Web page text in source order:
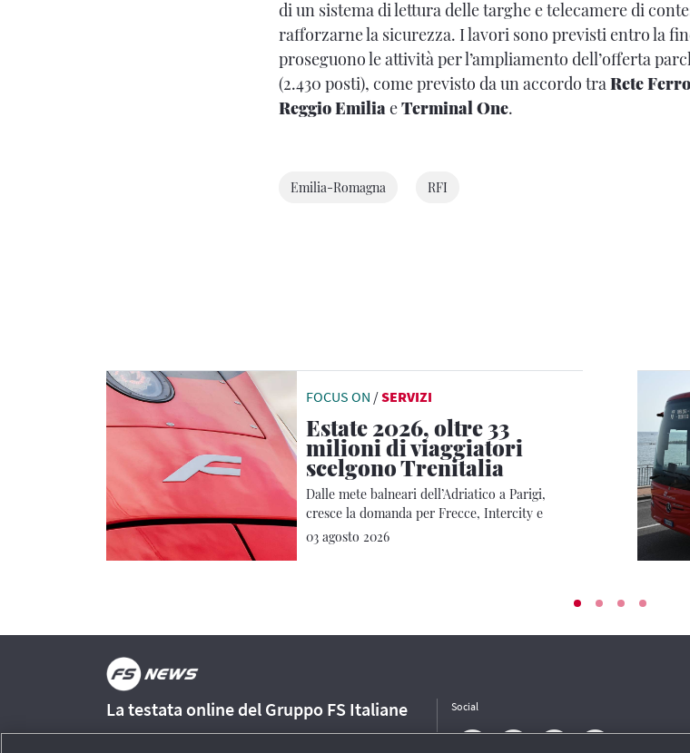
di un sistema di lettura delle targhe e telecamere di
rafforzarne la sicurezza. I lavori sono previsti entro la
proseguono le attività per l’ampliamento dell’offerta
(2.430 posti), come previsto da un accordo traRete
Reggio EmiliaeTerminal One.
Emilia-Romagna RFI
FOCUS ON /SERVIZI
Estate 2026, oltre 33
milioni di viaggiatori
scelgono Trenitalia
Dalle mete balneari dell’Adriatico a Parigi,
cresce la domanda per Frecce, Intercity e
Regionale
03 agosto 2026
La testata online del Gruppo FS Italiane Social